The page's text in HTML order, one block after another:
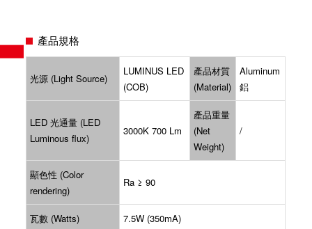
產品規格
光源 (Light Source)
LUMINUS LED
(COB)
產品材質
(Material)
Aluminum
鋁
LED 光通量 (LED
Luminous flux)
3000K 700 Lm
產品重量
(Net
Weight)
/
顯色性 (Color
rendering)
Ra ≥ 90
瓦數 (Watts) 7.5W (350mA)